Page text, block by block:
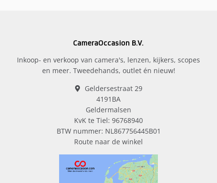
CameraOccasion B.V.
Inkoop- en verkoop van camera's, lenzen, kijkers, scopes
en meer. Tweedehands, outlet én nieuw!
Geldersestraat 29
4191BA
Geldermalsen
KvK te Tiel: 96768940
BTW nummer: NL867756445B01
Route naar de winkel